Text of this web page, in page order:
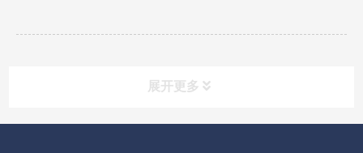
展开更多